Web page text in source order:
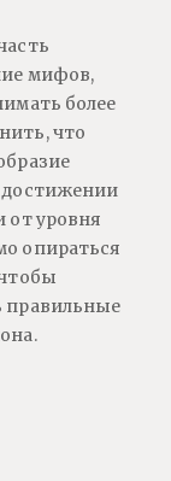
мифов,
более
что
достижении
от уровня
опираться
правильные